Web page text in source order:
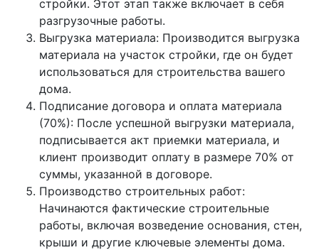
стройки. Этот этап также включает в себя
разгрузочные работы.
Выгрузка материала: Производится выгрузка
материала на участок стройки, где он будет
использоваться для строительства вашего
дома.
Подписание договора и оплата материала
(70%): После успешной выгрузки материала,
подписывается акт приемки материала, и
клиент производит оплату в размере 70% от
суммы, указанной в договоре.
Производство строительных работ:
Начинаются фактические строительные
работы, включая возведение основания, стен,
крыши и другие ключевые элементы дома.